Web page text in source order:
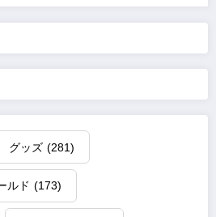
グッズ (281)
ルド (173)